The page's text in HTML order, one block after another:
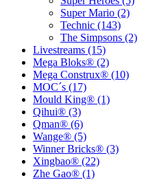
Super Mario (2)
Technic (143)
The Simpsons (2)
Livestreams (15)
Mega Bloks® (2)
Mega Construx® (10)
MOC´s (17)
Mould King® (1)
Qihui® (3)
Qman® (6)
Wange® (5)
Winner Bricks® (3)
Xingbao® (22)
Zhe Gao® (1)